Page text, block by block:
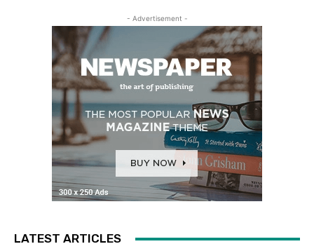
- Advertisement -
LATEST ARTICLES